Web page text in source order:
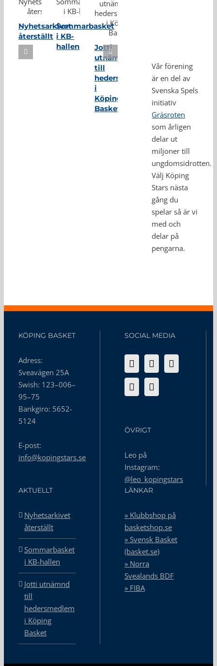
Nyhetsarkivet
återställt
Sommarbasket
i KB-
hallen
Jotti
utnämnd
till
hedersmedlem
i
Köping
Basket
Vår förening
är en del av
Svenska Spels
initiativ
Gräsroten
som årligen
delar ut
miljoner till
ungdomsidrotten.
Välj Köping
Stars nästa
gång du
spelar så är vi
med och
delar på
pengarna.
KÖPING BASKET
Adress:
Sveavägen 25A
Swish: 123–006–
95–75
Bankgiro: 5652-
5124
E-post:
info@kopingstars.se
SOCIAL MEDIA
ÖVRIGT
Leo på
Instagram:
@leo_kopingstars
AKTUELLT
Nyhetsarkivet
återställt
Sommarbasket
i KB-hallen
Jotti utnämnd
till
hedersmedlem
i Köping
Basket
LÄNKAR
» Klubbshop på
basketshop.se
» Svensk Basket
(basket.se)
» Norra
Svealands BDF
» FIBA